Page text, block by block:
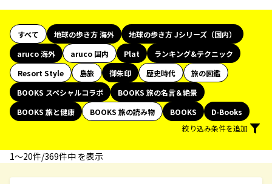
すべて 地球の歩き方 海外
地球の歩き方 Jシリーズ（国内）
aruco 海外
aruco 国内 Plat
ランキング&テクニック
Resort Style
島旅 御朱印 歴史時代
旅の図鑑
BOOKS スペシャルコラボ
BOOKS 旅の名言＆絶景
BOOKS 旅と健康
BOOKS 旅の読み物 BOOKS
D-Books
絞り込み条件を追加
1〜20件/369件中 を表示